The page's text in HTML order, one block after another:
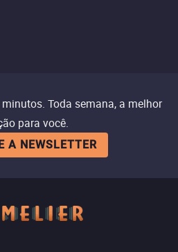
Toda semana, a melhor
para você.
A NEWSLETTER